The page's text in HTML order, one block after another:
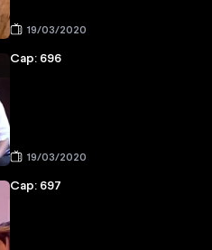
19/03/2020
Cap: 696
19/03/2020
Cap: 697